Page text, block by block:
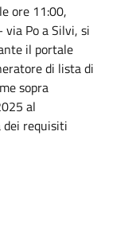
ore 11:00,
via Po a Silvi, si
il portale
di lista di
sopra
al
requisiti